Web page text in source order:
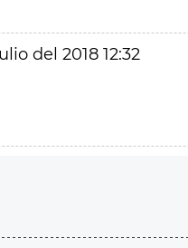
del 2018 12:32